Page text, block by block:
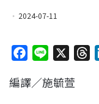
2024-07-11
c
n
編譯／施毓萱